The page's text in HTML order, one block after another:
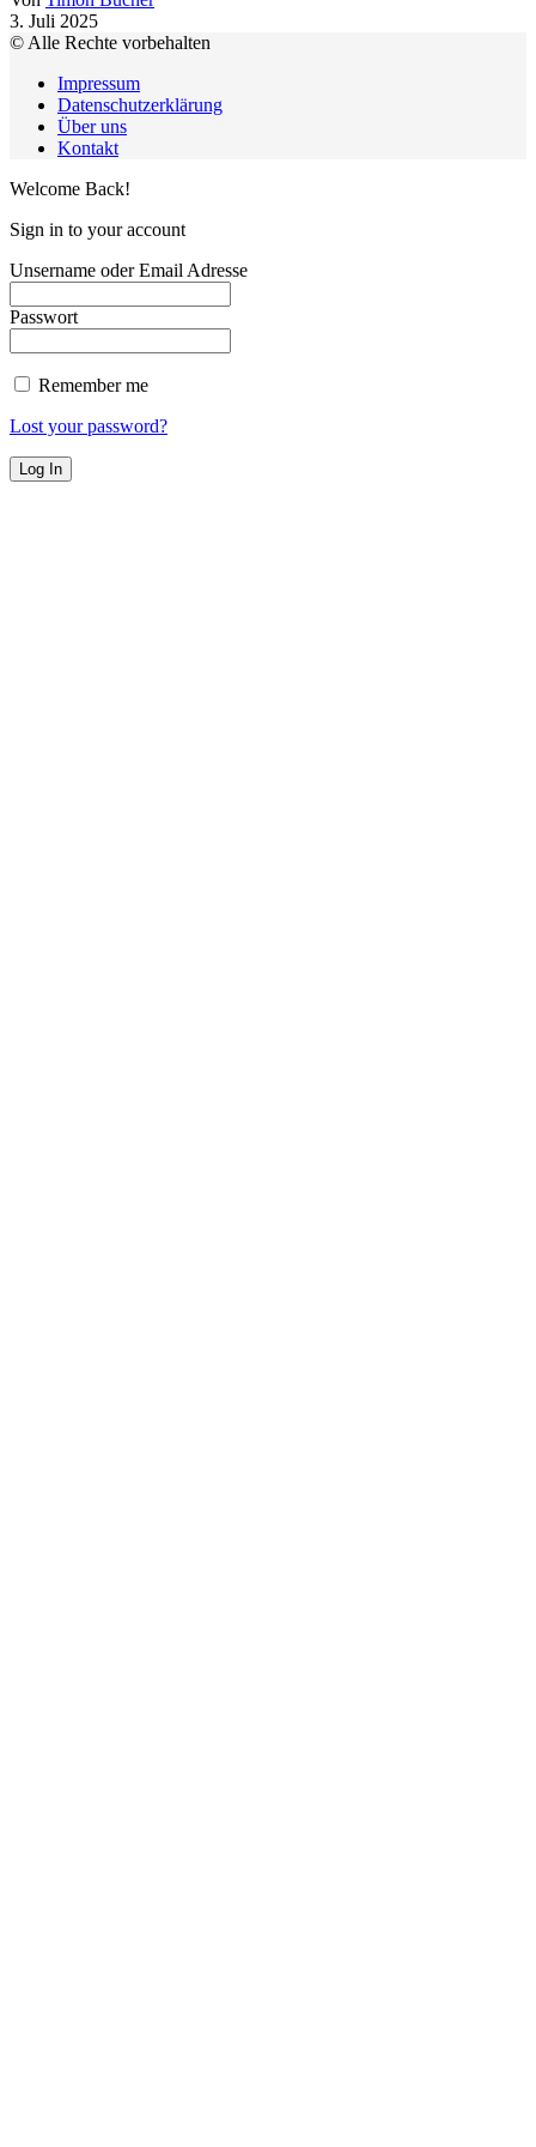
3. Juli 2025
© Alle Rechte vorbehalten
Impressum
Datenschutzerklärung
Über uns
Kontakt
Welcome Back!
Sign in to your account
Unsername oder Email Adresse
Passwort
Remember me
Lost your password?